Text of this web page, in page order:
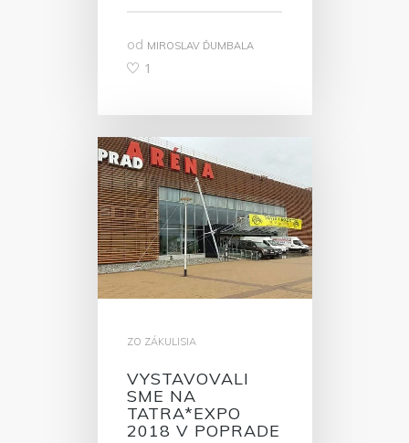
od MIROSLAV ĎUMBALA
1
ZO ZÁKULISIA
VYSTAVOVALI
SME NA
TATRA*EXPO
2018 V POPRADE